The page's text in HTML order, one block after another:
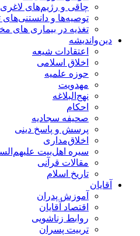
چاقی و رژیم‌های لاغری
توصیه‌ها و دانستنی‌های
تغذیه در بیماری های
دین‌واندیشه
اعتقادات شیعه
اخلاق اسلامی
حوزه علمیه
مهدویت
نهج‌البلاغه
احکام
صحیفه سجادیه
پرسش و پاسخ دینی
اخلاق‌مداری
سیره اهل‌بیت
مقالات قرآنی
تاریخ اسلام
آقایان
آموزش پدران
اقتصاد آقایان
روابط زناشویی
تربیت پسران